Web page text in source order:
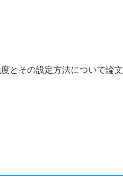
とその設定方法について論文